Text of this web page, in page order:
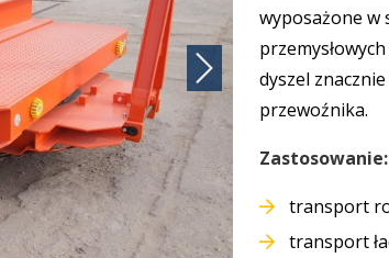
wyposażone w
dyszel
przewoźnika.
Zastosowanie:
transport
transport